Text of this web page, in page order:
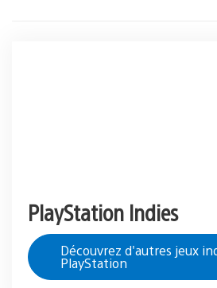
PlayStation Indies
Découvrez d'autres jeux
PlayStation